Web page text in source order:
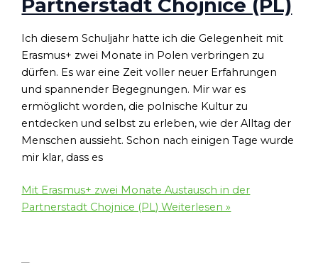
Partnerstadt Chojnice (PL)
Ich diesem Schuljahr hatte ich die Gelegenheit mit
Erasmus+ zwei Monate in Polen verbringen zu
dürfen. Es war eine Zeit voller neuer Erfahrungen
und spannender Begegnungen. Mir war es
ermöglicht worden, die polnische Kultur zu
entdecken und selbst zu erleben, wie der Alltag der
Menschen aussieht. Schon nach einigen Tage wurde
mir klar, dass es
Mit Erasmus+ zwei Monate Austausch in der
Partnerstadt Chojnice (PL) Weiterlesen »